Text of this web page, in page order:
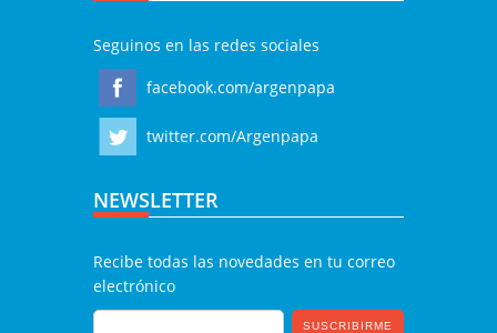
Seguinos en las redes sociales
facebook.com/argenpapa
twitter.com/Argenpapa
NEWSLETTER
Recibe todas las novedades en tu correo
electrónico